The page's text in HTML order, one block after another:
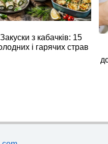
Закуски з кабачків: 15
і гарячих страв